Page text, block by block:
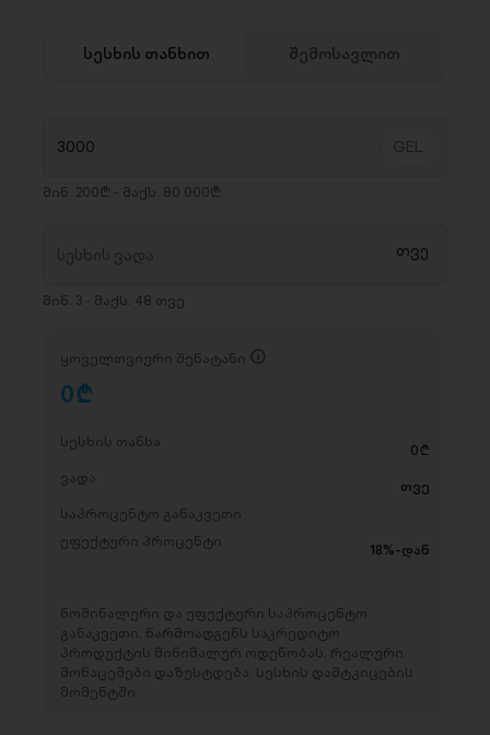
სესხის თანხით შემოსავლით
მინ. 200₾ - მაქს. 80 000₾
მინ. 3 - მაქს. 48 თვე
ყოველთვიური შენატანი
0D
სესხის თანხა 0 D
ვადა
თვე
საპროცენტო განაკვეთი
ეფექტური პროცენტი
18%-დან
ნომინალური და ეფექტური საპროცენტო
განაკვეთი, წარმოადგენს საკრედიტო
პროდუქტის მინიმალურ ოდენობას. რეალური
მონაცემები დაზუსტდება, სესხის დამტკიცების
მომენტში.